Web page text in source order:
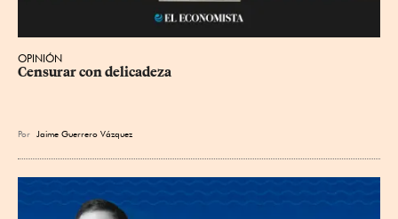
OPINIÓN
Censurar con delicadeza
Por Jaime Guerrero Vázquez